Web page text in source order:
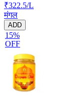
₹322.5/L
मंगल
ADD
15%
OFF